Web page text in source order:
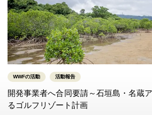
WWFの活動 活動報告
開発事業者へ合同要請～石垣島・名蔵
るゴルフリゾート計画